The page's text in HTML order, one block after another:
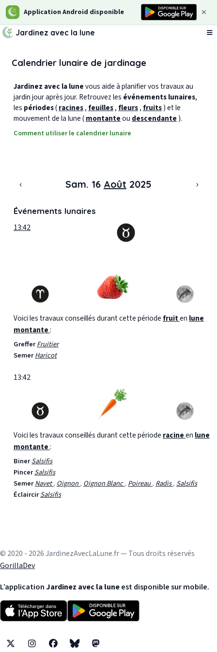
Application Android disponible
Jardinez avec la lune
Calendrier lunaire de jardinage
Jardinez avec la lunevous aide à planifier vos travaux au
jardin jour après jour. Retrouvez les événements lunaires,
les périodes(racines, feuilles, fleurs, fruits) et le
mouvement de la lune (montanteou descendante ).
Comment utiliser le calendrier lunaire
‹ Sam. 16 Août 2025 ›
Événements lunaires
13:42
Voici les travaux conseillés durant cette période fruiten lune
montante:
GrefferFruitier
SemerHaricot
13:42
Voici les travaux conseillés durant cette période racineen lune
montante:
BinerSalsifis
PincerSalsifis
SemerNavet, Oignon, Oignon Blanc, Poireau, Radis, Salsifis
ÉclaircirSalsifis
© 2020 - 2026 JardinezAvecLaLune.fr — Tous droits réservés
GorillaDev
L’application Jardinez avec la luneest disponible sur mobile.
X InstagramFacebookBlueskyMastodon